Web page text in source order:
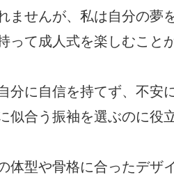
せんが、私は自分の夢
て成人式を楽しむこと
に自信を持てず、不安
合う振袖を選ぶのに役
型や骨格に合ったデザ